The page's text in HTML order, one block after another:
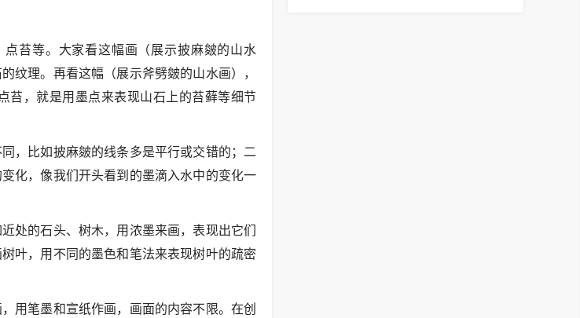
苔等。大家看这幅画（展示披麻皴的山水
纹理。再看这幅（展示斧劈皴的山水画），
苔，就是用墨点来表现山石上的苔藓等细节
，比如披麻皴的线条多是平行或交错的；二
化，像我们开头看到的墨滴入水中的变化一
处的石头、树木，用浓墨来画，表现出它们
叶，用不同的墨色和笔法来表现树叶的疏密
用笔墨和宣纸作画，画面的内容不限。在创